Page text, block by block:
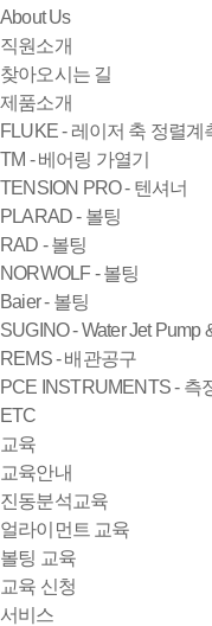
About Us
직원소개
찾아오시는 길
제품소개
FLUKE - 레이저 축 정렬계
TM - 베어링 가열기
TENSION PRO - 텐셔너
PLARAD - 볼팅
RAD - 볼팅
NORWOLF - 볼팅
Baier - 볼팅
SUGINO - Water Jet Pump
REMS - 배관공구
PCE INSTRUMENTS - 측
ETC
교육
교육안내
진동분석교육
얼라이먼트 교육
볼팅 교육
교육 신청
서비스